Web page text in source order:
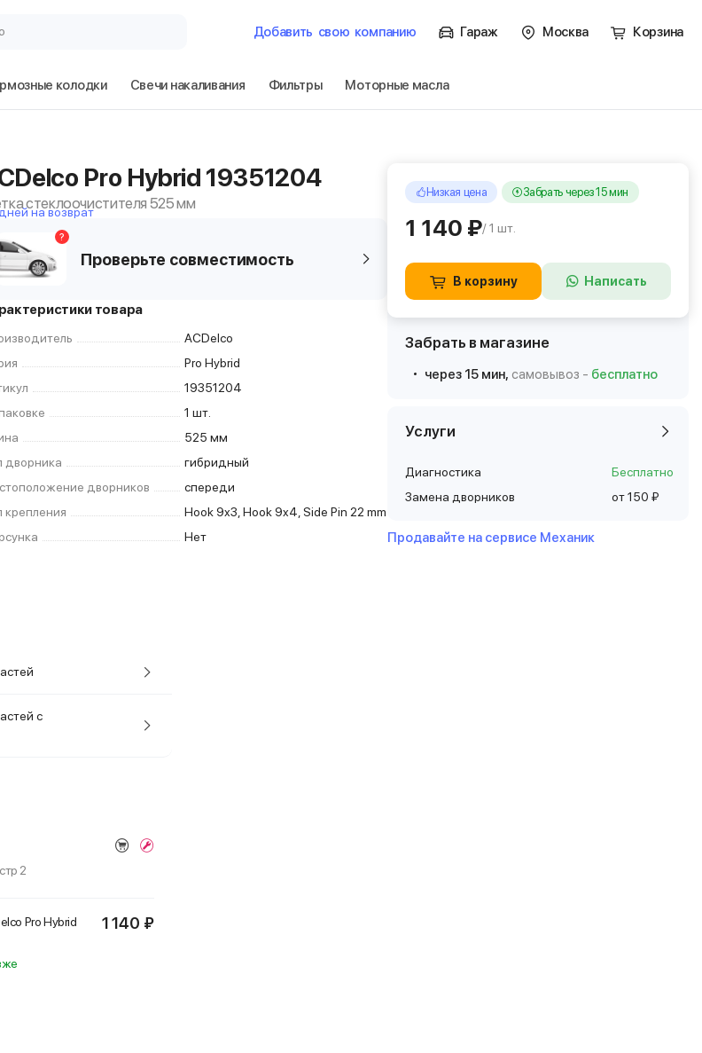
Добавить свою компанию Гараж Москва Корзина
колодки Свечи накаливания Фильтры Моторные масла
Pro Hybrid 19351204
стеклоочистителя 525 мм
на возврат
Проверьте совместимость
?
товара
ACDelco
Pro Hybrid
19351204
1 шт.
525 мм
дворника
гибридный
дворников
спереди
крепления
Hook 9x3, Hook 9x4, Side Pin 22 mm
Нет
Низкая цена Забрать через 15 мин
1 140 ₽/ 1 шт.
В корзину Написать
Забрать в магазине
через 15 мин, самовывоз - бесплатно
Услуги
Диагностика
Бесплатно
Замена дворников
от 150 ₽
Продавайте на сервисе Механик
с
2
Pro Hybrid
1 140 ₽